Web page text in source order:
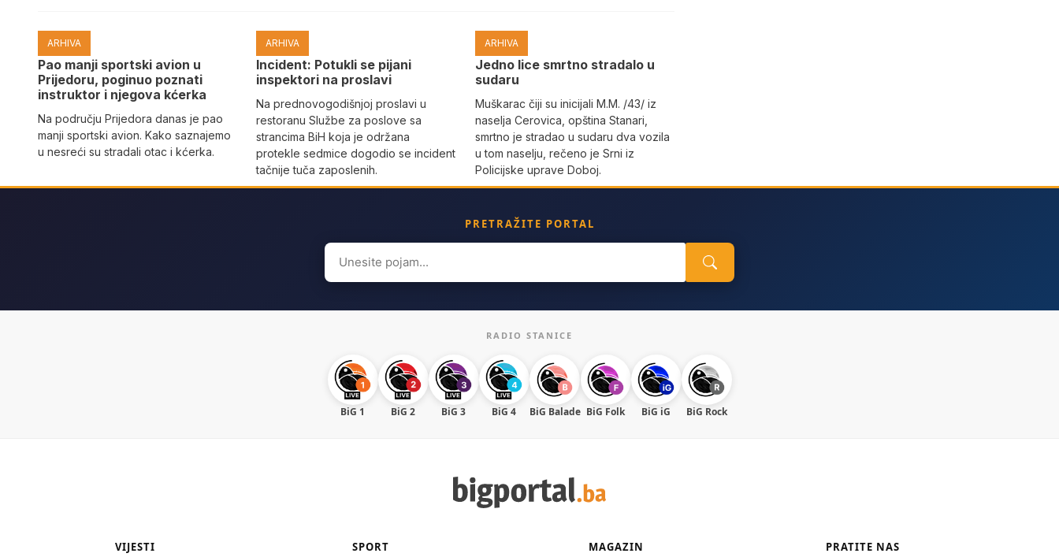
ARHIVA
Pao manji sportski avion u
Prijedoru, poginuo poznati
instruktor i njegova kćerka
Na području Prijedora danas je pao
manji sportski avion. Kako saznajemo
u nesreći su stradali otac i kćerka.
ARHIVA
Incident: Potukli se pijani
inspektori na proslavi
Na prednovogodišnjoj proslavi u
restoranu Službe za poslove sa
strancima BiH koja je održana
protekle sedmice dogodio se incident
tačnije tuča zaposlenih.
ARHIVA
Јedno lice smrtno stradalo u
sudaru
Muškarac čiji su inicijali M.M. /43/ iz
naselja Cerovica, opština Stanari,
smrtno je stradao u sudaru dva vozila
u tom naselju, rečeno je Srni iz
Policijske uprave Doboj.
PRETRAŽITE PORTAL
Search
for:
RADIO STANICE
BiG 1 BiG 2 BiG 3 BiG 4 BiG Balade BiG Folk BiG iG BiG Rock
VIJESTI SPORT MAGAZIN PRATITE NAS